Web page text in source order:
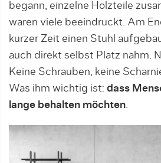
begann, einzelne Holzteile
waren viele beeindruckt. Am
kurzer Zeit einen Stuhl
auch direkt selbst Platz nahm.
Keine Schrauben, keine
Was ihm wichtig ist: dass
lange behalten möchten.